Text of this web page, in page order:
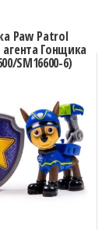
Paw Patrol
агента Гонщика
SM16600-6)